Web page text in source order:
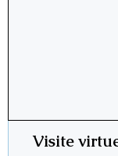
Visite